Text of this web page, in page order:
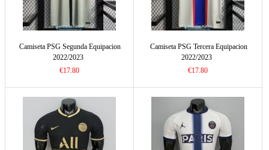
Camiseta PSG Segunda Equipacion
2022/2023
€17.80
Camiseta PSG Tercera Equipacion
2022/2023
€17.80